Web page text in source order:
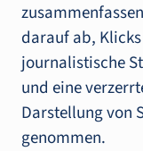
darauf ab,
journalistische
und eine
Darstellung von
genommen.